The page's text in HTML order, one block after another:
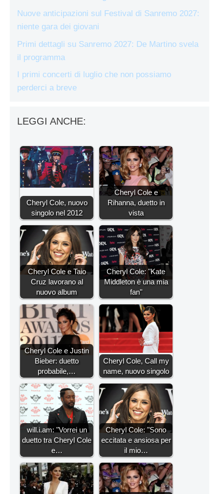
Nuove anticipazioni sul Festival di Sanremo 2027:
niente gara dei giovani
Primi dettagli su Sanremo 2027: De Martino svela
il programma
I primi concerti di luglio che non possiamo
perderci a breve
LEGGI ANCHE:
Cheryl Cole, nuovo
singolo nel 2012
Cheryl Cole e
Rihanna, duetto in
vista
Cheryl Cole e Taio
Cruz lavorano al
nuovo album
Cheryl Cole: "Kate
Middleton è una mia
fan"
Cheryl Cole e Justin
Bieber: duetto
probabile,…
Cheryl Cole, Call my
name, nuovo singolo
will.i.am: "Vorrei un
duetto tra Cheryl Cole
e…
Cheryl Cole: "Sono
eccitata e ansiosa per
il mio…